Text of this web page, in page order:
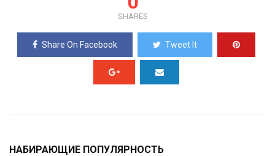
SHARES
Share On Facebook Tweet It
НАБИРАЮЩИЕ ПОПУЛЯРНОСТЬ